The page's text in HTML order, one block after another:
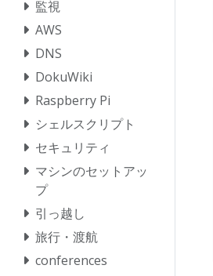
監視
AWS
DNS
DokuWiki
Raspberry Pi
シェルスクリプト
セキュリティ
マシンのセットアッ
プ
引っ越し
旅行・渡航
conferences